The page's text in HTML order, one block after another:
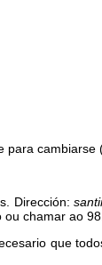
Dirección:
chamar ao
que